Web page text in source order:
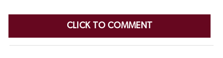
CLICK TO COMMENT